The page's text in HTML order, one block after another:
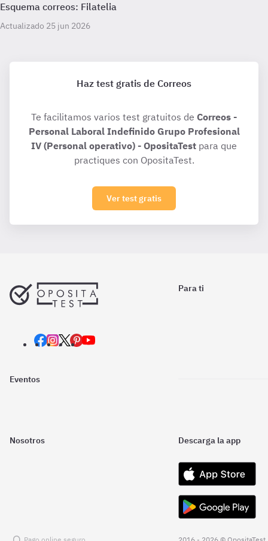
Esquema correos: Filatelia
Actualizado 25 jun 2026
Haz test gratis de Correos
Te facilitamos varios test gratuitos de Correos -
Personal Laboral Indefinido Grupo Profesional
IV (Personal operativo) - OpositaTest para que
practiques con OpositaTest.
Ver test gratis
Para ti
Eventos
Nosotros Descarga la app